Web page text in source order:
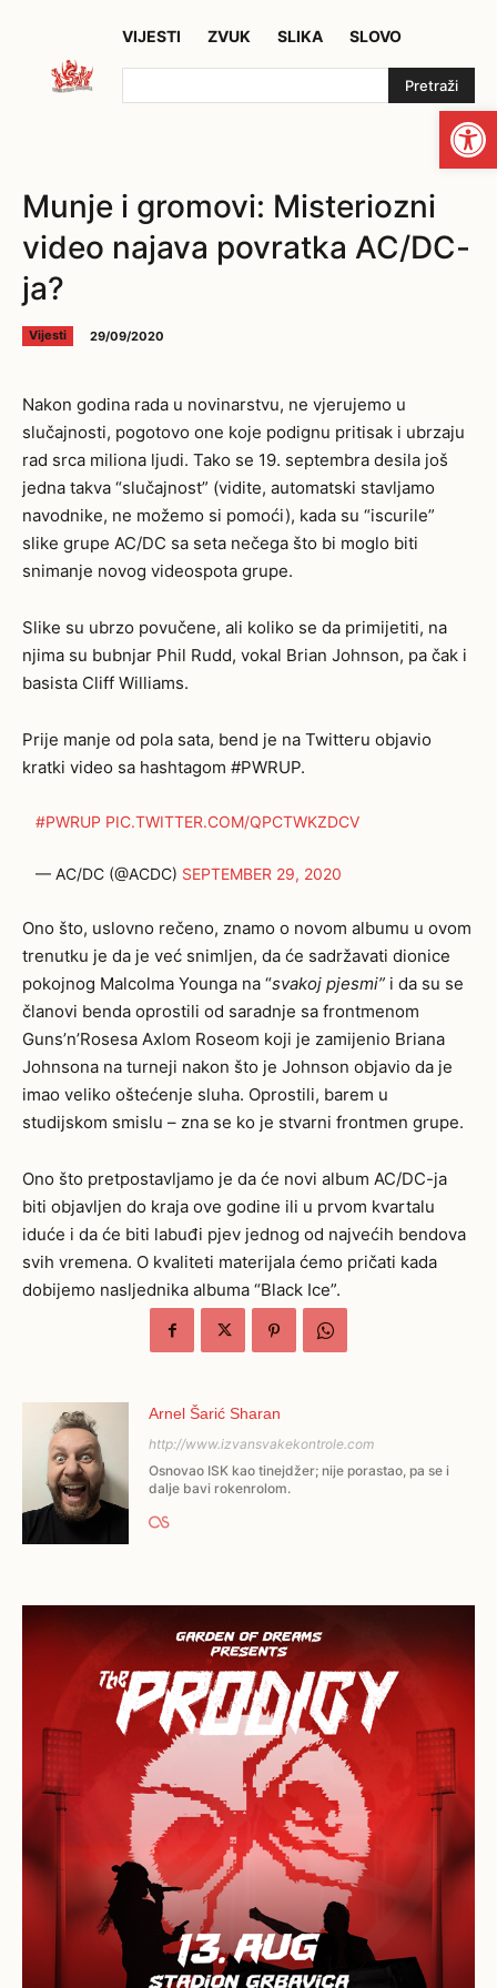
VIJESTI ZVUK SLIKA SLOVO
Pretraži
Munje i gromovi: Misteriozni
video najava povratka AC/DC-
ja?
Vijesti 29/09/2020
Nakon godina rada u novinarstvu, ne vjerujemo u
slučajnosti, pogotovo one koje podignu pritisak i ubrzaju
rad srca miliona ljudi. Tako se 19. septembra desila još
jedna takva “slučajnost” (vidite, automatski stavljamo
navodnike, ne možemo si pomoći), kada su “iscurile”
slike grupe AC/DC sa seta nečega što bi moglo biti
snimanje novog videospota grupe.
Slike su ubrzo povučene, ali koliko se da primijetiti, na
njima su bubnjar Phil Rudd, vokal Brian Johnson, pa čak i
basista Cliff Williams.
Prije manje od pola sata, bend je na Twitteru objavio
kratki video sa hashtagom #PWRUP.
#PWRUP PIC.TWITTER.COM/QPCTWKZDCV
— AC/DC (@ACDC) SEPTEMBER 29, 2020
Ono što, uslovno rečeno, znamo o novom albumu u ovom
trenutku je da je već snimljen, da će sadržavati dionice
pokojnog Malcolma Younga na “svakoj pjesmi” i da su se
članovi benda oprostili od saradnje sa frontmenom
Guns’n’Rosesa Axlom Roseom koji je zamijenio Briana
Johnsona na turneji nakon što je Johnson objavio da je
imao veliko oštećenje sluha. Oprostili, barem u
studijskom smislu – zna se ko je stvarni frontmen grupe.
Ono što pretpostavljamo je da će novi album AC/DC-ja
biti objavljen do kraja ove godine ili u prvom kvartalu
iduće i da će biti labuđi pjev jednog od najvećih bendova
svih vremena. O kvaliteti materijala ćemo pričati kada
dobijemo nasljednika albuma “Black Ice”.
Arnel Šarić Sharan
http://www.izvansvakekontrole.com
Osnovao ISK kao tinejdžer; nije porastao, pa se i
dalje bavi rokenrolom.